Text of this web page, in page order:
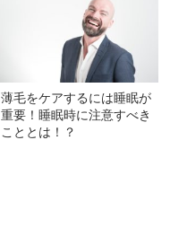
薄毛をケアするには睡眠が
重要！睡眠時に注意すべき
こととは！？